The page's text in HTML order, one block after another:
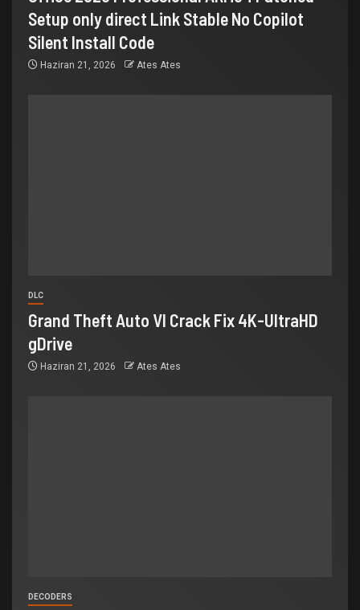
Setup only direct Link Stable No Copilot
Silent Install Code
Haziran 21, 2026 Ates Ates
DLC
Grand Theft Auto VI Crack Fix 4K-UltraHD
gDrive
Haziran 21, 2026 Ates Ates
DECODERS